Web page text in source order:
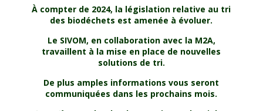
À compter de 2024, la législation relative au tri
des biodéchets est amenée à évoluer.
Le SIVOM, en collaboration avec la M2A,
travaillent à la mise en place de nouvelles
solutions de tri.
De plus amples informations vous seront
communiquées dans les prochains mois.